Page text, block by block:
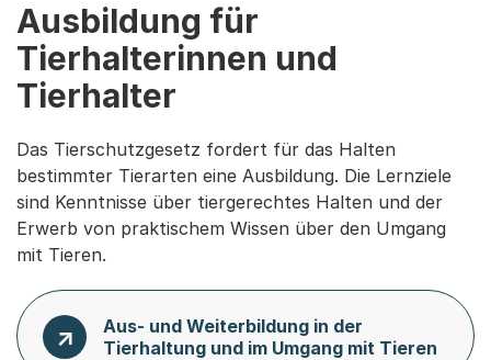
Ausbildung für
Tierhalterinnen und
Tierhalter
Das Tierschutzgesetz fordert für das Halten
bestimmter Tierarten eine Ausbildung. Die Lernziele
sind Kenntnisse über tiergerechtes Halten und der
Erwerb von praktischem Wissen über den Umgang
mit Tieren.
Aus- und Weiterbildung in der
Tierhaltung und im Umgang mit Tieren